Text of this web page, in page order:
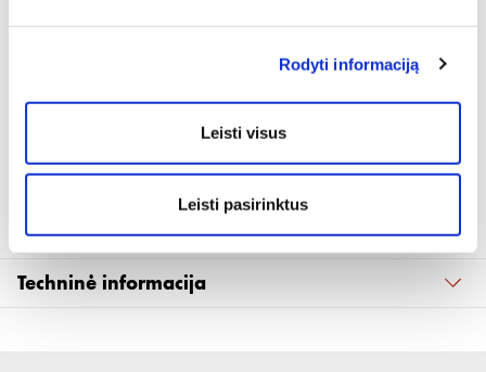
Rodyti informaciją
Leisti visus
Leisti pasirinktus
Tvirta konstrukcija užtikrina puikų stabilumą ir ilgaamžiškumą
Techninė informacija